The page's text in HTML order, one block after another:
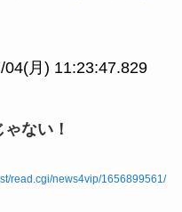
04(月) 11:23:47.829
ない！
read.cgi/news4vip/1656899561/